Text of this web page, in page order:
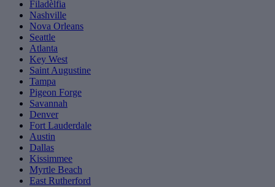
Filadèlfia
Nashville
Nova Orleans
Seattle
Atlanta
Key West
Saint Augustine
Tampa
Pigeon Forge
Savannah
Denver
Fort Lauderdale
Austin
Dallas
Kissimmee
Myrtle Beach
East Rutherford